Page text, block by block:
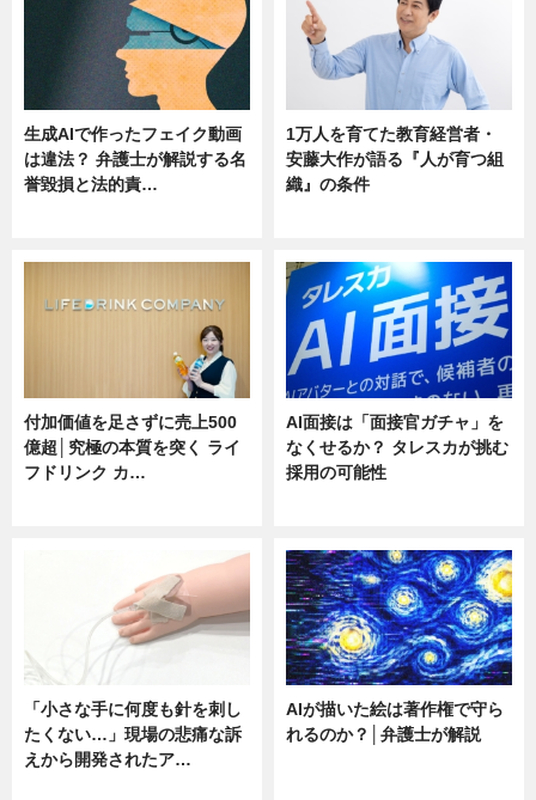
生成AIで作ったフェイク動画
は違法？ 弁護士が解説する名
誉毀損と法的責…
1万人を育てた教育経営者・
安藤大作が語る『人が育つ組
織』の条件
付加価値を足さずに売上500
億超│究極の本質を突く ライ
フドリンク カ…
AI面接は「面接官ガチャ」を
なくせるか？ タレスカが挑む
採用の可能性
「小さな手に何度も針を刺し
たくない…」現場の悲痛な訴
えから開発されたア…
AIが描いた絵は著作権で守ら
れるのか？│弁護士が解説